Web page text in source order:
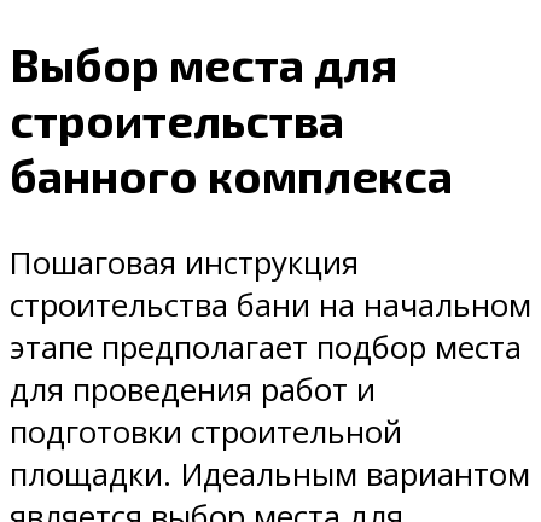
Выбор места для
строительства
банного комплекса
Пошаговая инструкция
строительства бани на начальном
этапе предполагает подбор места
для проведения работ и
подготовки строительной
площадки. Идеальным вариантом